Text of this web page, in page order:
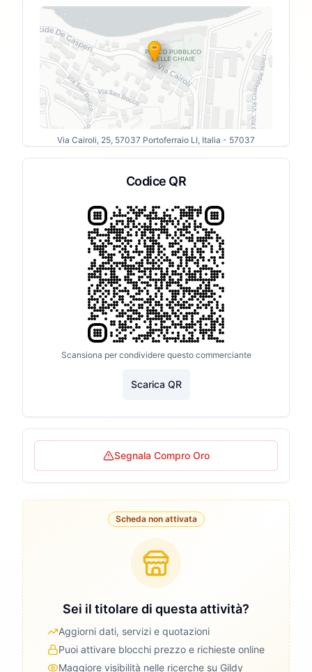
Via Cairoli, 25, 57037 Portoferraio LI, Italia - 57037
Codice QR
Scansiona per condividere questo commerciante
Scarica QR
Segnala Compro Oro
Scheda non attivata
Sei il titolare di questa attività?
Aggiorni dati, servizi e quotazioni
Puoi attivare blocchi prezzo e richieste online
Maggiore visibilità nelle ricerche su Gildy